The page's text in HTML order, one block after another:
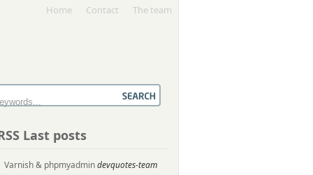
Home Contact The team
Last posts
Varnish & phpmyadmindevquotes-team